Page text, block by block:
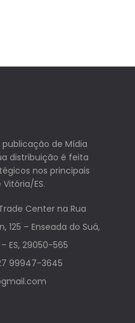
publicação de Mídia
distribuição é feita
nos principais
ES.
Center na Rua
125 – Enseada do Suá,
– ES, 29050-565
99947-3645